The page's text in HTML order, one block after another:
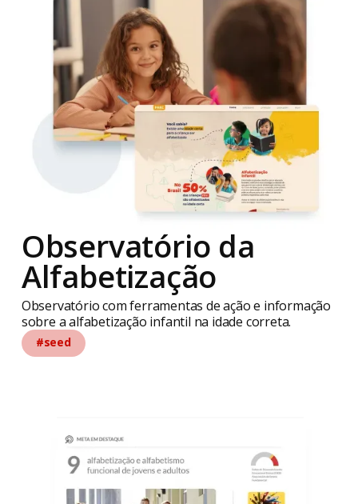
Observatório da
Alfabetização
Observatório com ferramentas de ação e informação
sobre a alfabetização infantil na idade correta.
#seed